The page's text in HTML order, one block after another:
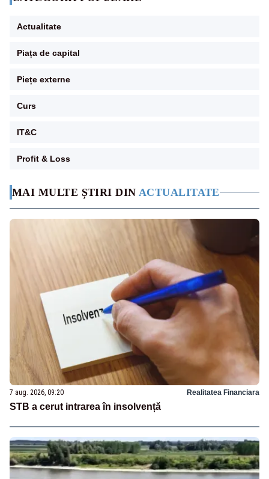
MAI MULTE ȘTIRI DIN ACTUALITATE
7 aug. 2026, 09:20 Realitatea Financiara
STB a cerut intrarea în insolvență
Actualitate
Piața de capital
Piețe externe
Curs
IT&C
Profit & Loss